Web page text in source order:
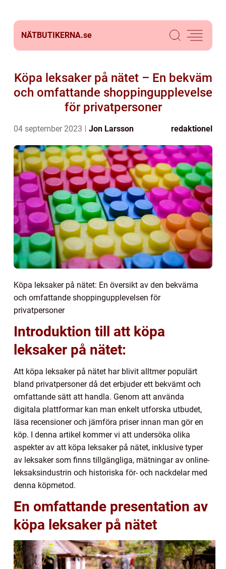
NÄTBUTIKERNA.se
Köpa leksaker på nätet – En bekväm
och omfattande shoppingupplevelse
för privatpersoner
04 september 2023 Jon Larsson redaktionel
Köpa leksaker på nätet: En översikt av den bekväma
och omfattande shoppingupplevelsen för
privatpersoner
Introduktion till att köpa
leksaker på nätet:
Att köpa leksaker på nätet har blivit alltmer populärt
bland privatpersoner då det erbjuder ett bekvämt och
omfattande sätt att handla. Genom att använda
digitala plattformar kan man enkelt utforska utbudet,
läsa recensioner och jämföra priser innan man gör en
köp. I denna artikel kommer vi att undersöka olika
aspekter av att köpa leksaker på nätet, inklusive typer
av leksaker som finns tillgängliga, mätningar av online-
leksaksindustrin och historiska för- och nackdelar med
denna köpmetod.
En omfattande presentation av
köpa leksaker på nätet